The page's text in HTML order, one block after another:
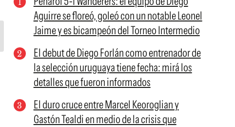
Aguirre se floreó, goleó con un notable Leonel
Jaime y es bicampeón del Torneo Intermedio
El debut de Diego Forlán como entrenador de
la selección uruguaya tiene fecha: mirá los
detalles que fueron informados
El duro cruce entre Marcel Keoroglian y
Gastón Tealdi en medio de la crisis que